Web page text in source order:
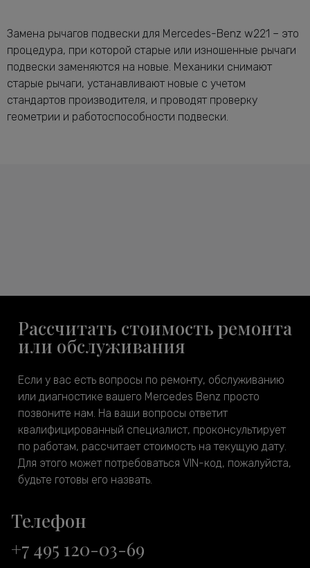
Замена рычагов подвески для Mercedes-Benz w221 – это
процедура, при которой старые или изношенные рычаги
подвески заменяются на новые. Механики снимают
старые рычаги, устанавливают новые с учетом
стандартов производителя, и проводят проверку
геометрии и работоспособности подвески.
Рассчитать стоимость ремонта
или обслуживания
Если у вас есть вопросы по ремонту, обслуживанию
или диагностике вашего Mercedes Benz просто
позвоните нам. На ваши вопросы ответит
квалифицированный специалист, проконсультирует
по работам, рассчитает стоимость на текущую дату.
Для этого может потребоваться VIN-код, пожалуйста,
будьте готовы его назвать.
Телефон
+7 495 120-03-69